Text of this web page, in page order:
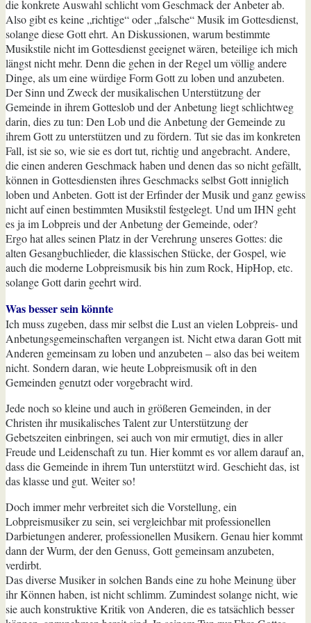
die konkrete Auswahl schlicht vom Geschmack der Anbeter ab.
Also gibt es keine „richtige“ oder „falsche“ Musik im Gottesdienst,
solange diese Gott ehrt. An Diskussionen, warum bestimmte
Musikstile nicht im Gottesdienst geeignet wären, beteilige ich mich
längst nicht mehr. Denn die gehen in der Regel um völlig andere
Dinge, als um eine würdige Form Gott zu loben und anzubeten.
Der Sinn und Zweck der musikalischen Unterstützung der
Gemeinde in ihrem Gotteslob und der Anbetung liegt schlichtweg
darin, dies zu tun: Den Lob und die Anbetung der Gemeinde zu
ihrem Gott zu unterstützen und zu fördern. Tut sie das im konkreten
Fall, ist sie so, wie sie es dort tut, richtig und angebracht. Andere,
die einen anderen Geschmack haben und denen das so nicht gefällt,
können in Gottesdiensten ihres Geschmacks selbst Gott inniglich
loben und Anbeten. Gott ist der Erfinder der Musik und ganz gewiss
nicht auf einen bestimmten Musikstil festgelegt. Und um IHN geht
es ja im Lobpreis und der Anbetung der Gemeinde, oder?
Ergo hat alles seinen Platz in der Verehrung unseres Gottes: die
alten Gesangbuchlieder, die klassischen Stücke, der Gospel, wie
auch die moderne Lobpreismusik bis hin zum Rock, HipHop, etc.
solange Gott darin geehrt wird.
Was besser sein könnte
Ich muss zugeben, dass mir selbst die Lust an vielen Lobpreis- und
Anbetungsgemeinschaften vergangen ist. Nicht etwa daran Gott mit
Anderen gemeinsam zu loben und anzubeten – also das bei weitem
nicht. Sondern daran, wie heute Lobpreismusik oft in den
Gemeinden genutzt oder vorgebracht wird.
Jede noch so kleine und auch in größeren Gemeinden, in der
Christen ihr musikalisches Talent zur Unterstützung der
Gebetszeiten einbringen, sei auch von mir ermutigt, dies in aller
Freude und Leidenschaft zu tun. Hier kommt es vor allem darauf an,
dass die Gemeinde in ihrem Tun unterstützt wird. Geschieht das, ist
das klasse und gut. Weiter so!
Doch immer mehr verbreitet sich die Vorstellung, ein
Lobpreismusiker zu sein, sei vergleichbar mit professionellen
Darbietungen anderer, professionellen Musikern. Genau hier kommt
dann der Wurm, der den Genuss, Gott gemeinsam anzubeten,
verdirbt.
Das diverse Musiker in solchen Bands eine zu hohe Meinung über
ihr Können haben, ist nicht schlimm. Zumindest solange nicht, wie
sie auch konstruktive Kritik von Anderen, die es tatsächlich besser